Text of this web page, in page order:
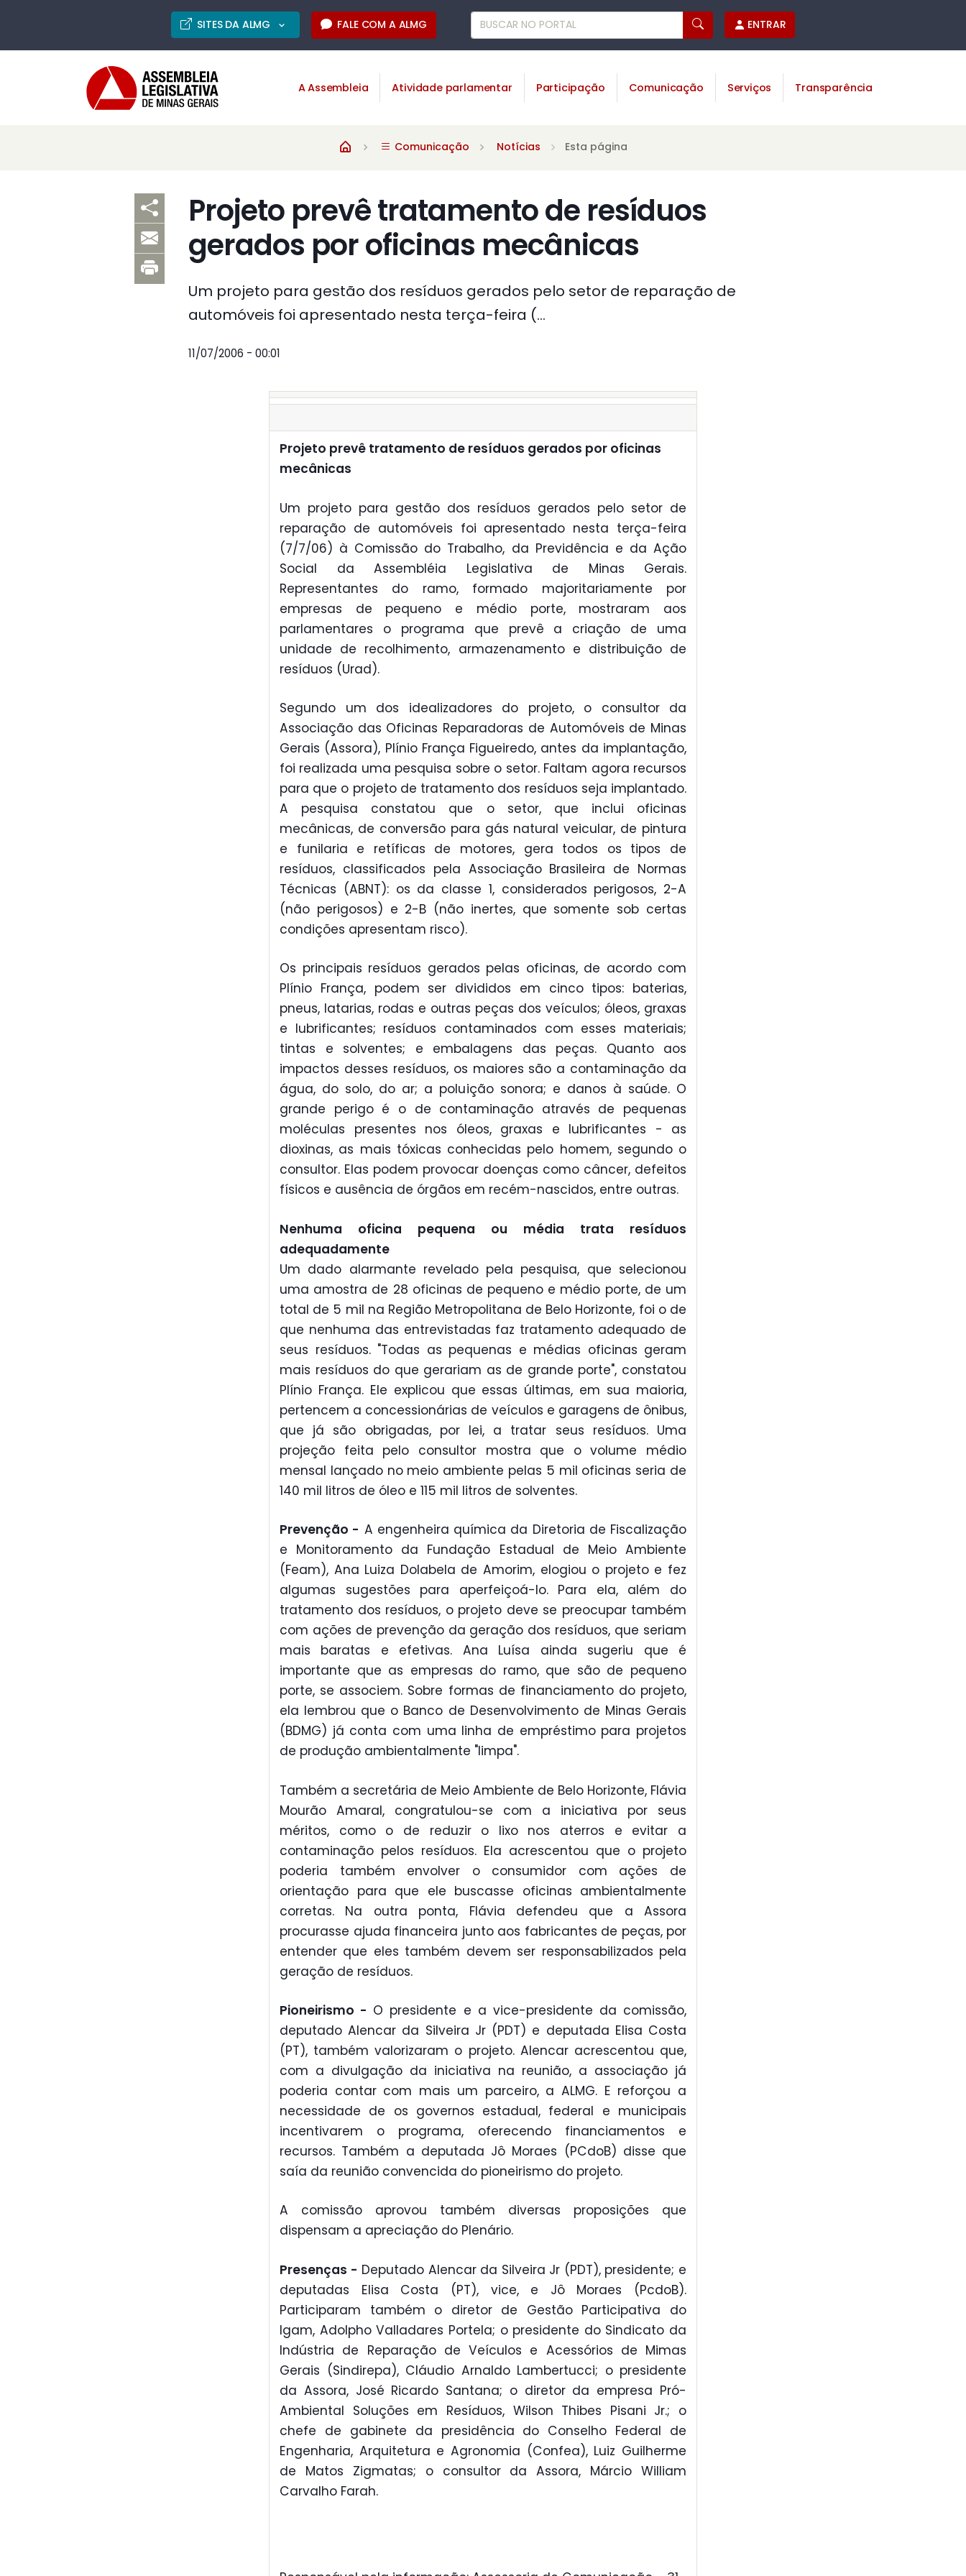
SITES DA ALMG FALE COM A ALMG ENTRAR
A Assembleia Atividade parlamentar Participação Comunicação Serviços Transparência
Comunicação Notícias Esta página
Projeto prevê tratamento de resíduos
gerados por oficinas mecânicas
Um projeto para gestão dos resíduos gerados pelo setor de reparação de
automóveis foi apresentado nesta terça-feira (...
11/07/2006 - 00:01
Projeto prevê tratamento de resíduos gerados por oficinas
mecânicas
Um projeto para gestão dos resíduos gerados pelo setor de
reparação de automóveis foi apresentado nesta terça-feira
(7/7/06) à Comissão do Trabalho, da Previdência e da Ação
Social da Assembléia Legislativa de Minas Gerais.
Representantes do ramo, formado majoritariamente por
empresas de pequeno e médio porte, mostraram aos
parlamentares o programa que prevê a criação de uma
unidade de recolhimento, armazenamento e distribuição de
resíduos (Urad).
Segundo um dos idealizadores do projeto, o consultor da
Associação das Oficinas Reparadoras de Automóveis de Minas
Gerais (Assora), Plínio França Figueiredo, antes da implantação,
foi realizada uma pesquisa sobre o setor. Faltam agora recursos
para que o projeto de tratamento dos resíduos seja implantado.
A pesquisa constatou que o setor, que inclui oficinas
mecânicas, de conversão para gás natural veicular, de pintura
e funilaria e retíficas de motores, gera todos os tipos de
resíduos, classificados pela Associação Brasileira de Normas
Técnicas (ABNT): os da classe 1, considerados perigosos, 2-A
(não perigosos) e 2-B (não inertes, que somente sob certas
condições apresentam risco).
Os principais resíduos gerados pelas oficinas, de acordo com
Plínio França, podem ser divididos em cinco tipos: baterias,
pneus, latarias, rodas e outras peças dos veículos; óleos, graxas
e lubrificantes; resíduos contaminados com esses materiais;
tintas e solventes; e embalagens das peças. Quanto aos
impactos desses resíduos, os maiores são a contaminação da
água, do solo, do ar; a poluição sonora; e danos à saúde. O
grande perigo é o de contaminação através de pequenas
moléculas presentes nos óleos, graxas e lubrificantes - as
dioxinas, as mais tóxicas conhecidas pelo homem, segundo o
consultor. Elas podem provocar doenças como câncer, defeitos
físicos e ausência de órgãos em recém-nascidos, entre outras.
Nenhuma oficina pequena ou média trata resíduos
adequadamente
Um dado alarmante revelado pela pesquisa, que selecionou
uma amostra de 28 oficinas de pequeno e médio porte, de um
total de 5 mil na Região Metropolitana de Belo Horizonte, foi o de
que nenhuma das entrevistadas faz tratamento adequado de
seus resíduos. "Todas as pequenas e médias oficinas geram
mais resíduos do que gerariam as de grande porte", constatou
Plínio França. Ele explicou que essas últimas, em sua maioria,
pertencem a concessionárias de veículos e garagens de ônibus,
que já são obrigadas, por lei, a tratar seus resíduos. Uma
projeção feita pelo consultor mostra que o volume médio
mensal lançado no meio ambiente pelas 5 mil oficinas seria de
140 mil litros de óleo e 115 mil litros de solventes.
Prevenção - A engenheira química da Diretoria de Fiscalização
e Monitoramento da Fundação Estadual de Meio Ambiente
(Feam), Ana Luiza Dolabela de Amorim, elogiou o projeto e fez
algumas sugestões para aperfeiçoá-lo. Para ela, além do
tratamento dos resíduos, o projeto deve se preocupar também
com ações de prevenção da geração dos resíduos, que seriam
mais baratas e efetivas. Ana Luísa ainda sugeriu que é
importante que as empresas do ramo, que são de pequeno
porte, se associem. Sobre formas de financiamento do projeto,
ela lembrou que o Banco de Desenvolvimento de Minas Gerais
(BDMG) já conta com uma linha de empréstimo para projetos
de produção ambientalmente "limpa".
Também a secretária de Meio Ambiente de Belo Horizonte, Flávia
Mourão Amaral, congratulou-se com a iniciativa por seus
méritos, como o de reduzir o lixo nos aterros e evitar a
contaminação pelos resíduos. Ela acrescentou que o projeto
poderia também envolver o consumidor com ações de
orientação para que ele buscasse oficinas ambientalmente
corretas. Na outra ponta, Flávia defendeu que a Assora
procurasse ajuda financeira junto aos fabricantes de peças, por
entender que eles também devem ser responsabilizados pela
geração de resíduos.
Pioneirismo - O presidente e a vice-presidente da comissão,
deputado Alencar da Silveira Jr (PDT) e deputada Elisa Costa
(PT), também valorizaram o projeto. Alencar acrescentou que,
com a divulgação da iniciativa na reunião, a associação já
poderia contar com mais um parceiro, a ALMG. E reforçou a
necessidade de os governos estadual, federal e municipais
incentivarem o programa, oferecendo financiamentos e
recursos. Também a deputada Jô Moraes (PCdoB) disse que
saía da reunião convencida do pioneirismo do projeto.
A comissão aprovou também diversas proposições que
dispensam a apreciação do Plenário.
Presenças - Deputado Alencar da Silveira Jr (PDT), presidente; e
deputadas Elisa Costa (PT), vice, e Jô Moraes (PcdoB).
Participaram também o diretor de Gestão Participativa do
Igam, Adolpho Valladares Portela; o presidente do Sindicato da
Indústria de Reparação de Veículos e Acessórios de Mimas
Gerais (Sindirepa), Cláudio Arnaldo Lambertucci; o presidente
da Assora, José Ricardo Santana; o diretor da empresa Pró-
Ambiental Soluções em Resíduos, Wilson Thibes Pisani Jr.; o
chefe de gabinete da presidência do Conselho Federal de
Engenharia, Arquitetura e Agronomia (Confea), Luiz Guilherme
de Matos Zigmatas; o consultor da Assora, Márcio William
Carvalho Farah.